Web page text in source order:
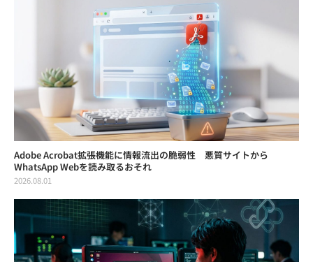
Adobe Acrobat拡張機能に情報流出の脆弱性 悪質サイトから
WhatsApp Webを読み取るおそれ
2026.08.01